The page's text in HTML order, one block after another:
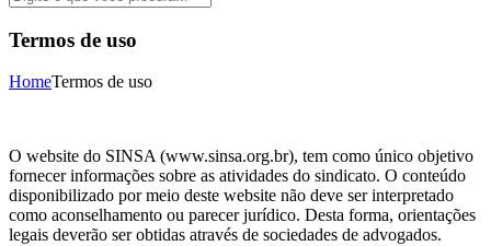
Termos de uso
HomeTermos de uso
O website do SINSA (www.sinsa.org.br), tem como único objetivo
fornecer informações sobre as atividades do sindicato. O conteúdo
disponibilizado por meio deste website não deve ser interpretado
como aconselhamento ou parecer jurídico. Desta forma, orientações
legais deverão ser obtidas através de sociedades de advogados.